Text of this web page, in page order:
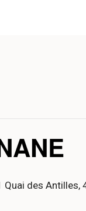
Quai des Antilles,